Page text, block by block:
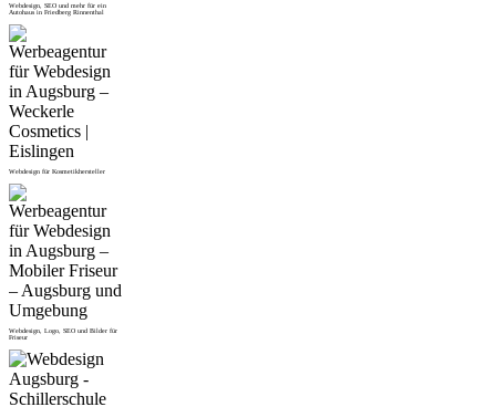
Webdesign, SEO und mehr für ein
Autohaus in Friedberg Rinnenthal
Webdesign für Kosmetikhersteller
Webdesign, Logo, SEO und Bilder für
Friseur